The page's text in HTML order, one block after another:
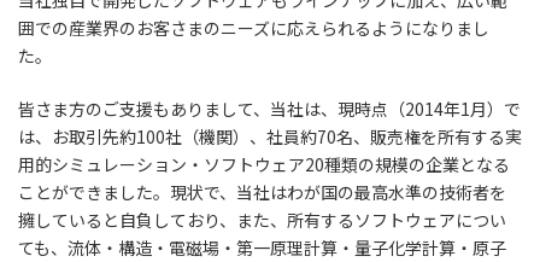
囲での産業界のお客さまのニーズに応えられるようになりまし
た。
皆さま方のご支援もありまして、当社は、現時点（2014年1月）で
は、お取引先約100社（機関）、社員約70名、販売権を所有する実
用的シミュレーション・ソフトウェア20種類の規模の企業となる
ことができました。現状で、当社はわが国の最高水準の技術者を
擁していると自負しており、また、所有するソフトウェアについ
ても、流体・構造・電磁場・第一原理計算・量子化学計算・原子